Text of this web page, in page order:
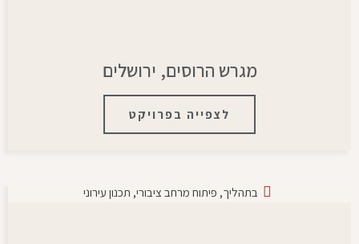
מגרש הרוסים, ירושלים
לצפייה בפרויקט
בתהליך, פיתוח מרחב ציבורי, תכנון עירוני